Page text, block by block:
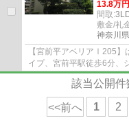
13.8万円
間取:
敷金/礼
神奈川県
【宮前平アベリアⅠ205】
イプ、宮前平駅徒歩6分、
CATV、光ファイバー対応
該当公開件
<<前へ 1 2